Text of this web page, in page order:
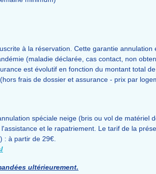
à la réservation. Cette garantie annulation
(maladie déclarée, cas contact, non
est évolutif en fonction du montant total
frais de dossier et assurance - prix par
spéciale neige (bris ou vol de matériel
et le rapatriement. Le tarif de la
: à partir de 29€.
ultérieurement.